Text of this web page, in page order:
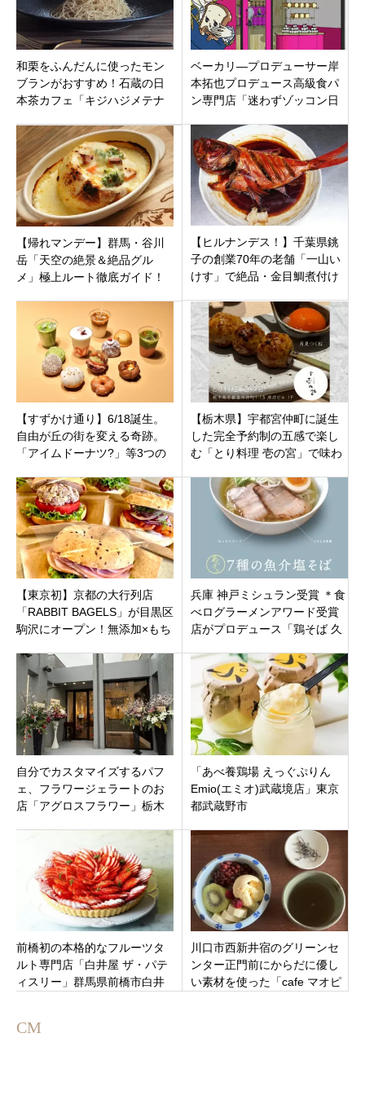
和栗をふんだんに使ったモン
ブランがおすすめ！石蔵の日
本茶カフェ「キジハジメテナ
オープン
ベーカリ―プロデューサー岸
本拓也プロデュース高級食パ
ン専門店「迷わずゾッコン日
【帰れマンデー】群馬・谷川
岳「天空の絶景＆絶品グル
メ」極上ルート徹底ガイド！
を目指す秘境旅！
【ヒルナンデス！】千葉県銚
子の創業70年の老舗「一山い
けす」で絶品・金目鯛煮付け
旅
【すずかけ通り】6/18誕生。
自由が丘の街を変える奇跡。
「アイムドーナツ?」等3つの
空間
【栃木県】宇都宮仲町に誕生
した完全予約制の五感で楽し
む「とり料理 壱の宮」で味わ
せコース。
【東京初】京都の大行列店
「RABBIT BAGELS」が目黒区
駒沢にオープン！無添加×もち
に東京上陸
兵庫 神戸ミシュラン受賞 ＊食
べログラーメンアワード受賞
店がプロデュース「鶏そば 久
市南林間駅 2021年3月18日
（木）オープン
自分でカスタマイズするパフ
ェ、フラワージェラートのお
店「アグロスフラワー」栃木
「あべ養鶏場 えっぐぷりん
Emio(エミオ)武蔵境店」東京
都武蔵野市
前橋初の本格的なフルーツタ
ルト専門店「白井屋 ザ・パテ
ィスリー」群馬県前橋市白井
川口市西新井宿のグリーンセ
ンター正門前にからだに優し
い素材を使った「cafe マオピ
CM